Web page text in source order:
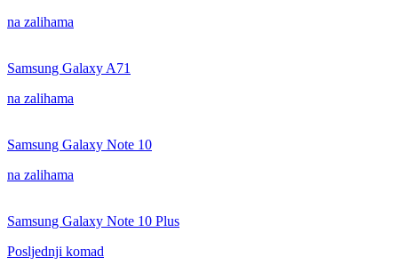
na zalihama
Samsung Galaxy A71
na zalihama
Samsung Galaxy Note 10
na zalihama
Samsung Galaxy Note 10 Plus
Posljednji komad